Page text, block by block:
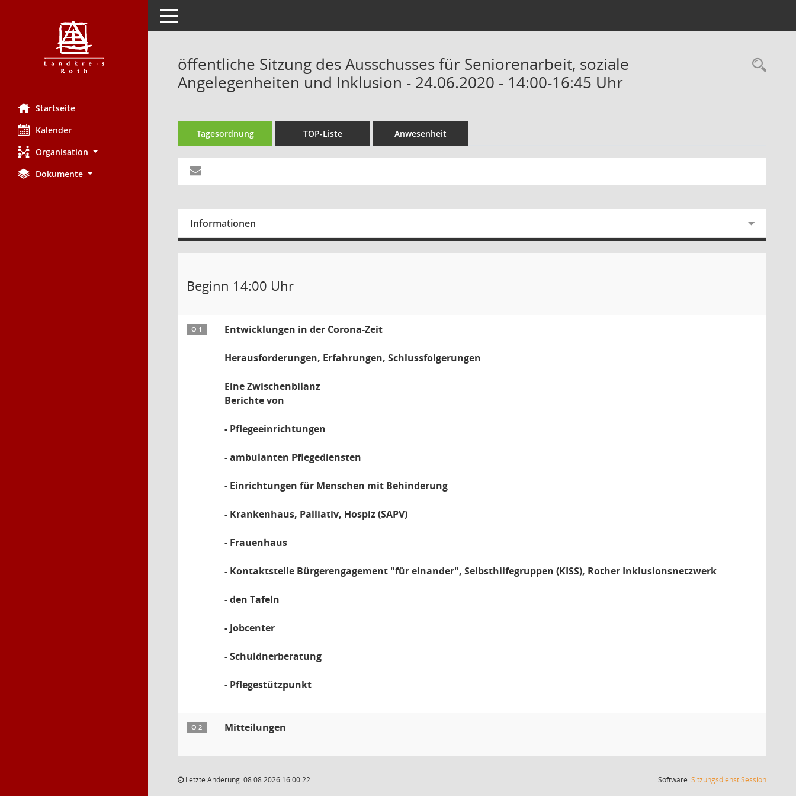
Startseite
Kalender
Organisation
Dokumente
Toggle navigation
öffentliche Sitzung des Ausschusses für Seniorenarbeit, soziale
Angelegenheiten und Inklusion - 24.06.2020 - 14:00-16:45 Uhr
Tagesordnung TOP-Liste Anwesenheit
Informationen
Beginn 14:00 Uhr
Ö 1 Entwicklungen in der Corona-Zeit
Herausforderungen, Erfahrungen, Schlussfolgerungen
Eine Zwischenbilanz
Berichte von
- Pflegeeinrichtungen
- ambulanten Pflegediensten
- Einrichtungen für Menschen mit Behinderung
- Krankenhaus, Palliativ, Hospiz (SAPV)
- Frauenhaus
- Kontaktstelle Bürgerengagement "für einander", Selbsthilfegruppen (KISS), Rother Inklusionsnetzwerk
- den Tafeln
- Jobcenter
- Schuldnerberatung
- Pflegestützpunkt
Ö 2 Mitteilungen
Letzte Änderung: 08.08.2026 16:00:22 Software:SitzungsdienstSession(Wird in